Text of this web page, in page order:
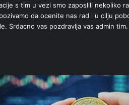
s tim u vezi smo zaposlili nekoliko
da ocenite nas rad i u cilju
Srdacno vas pozdravlja vas admin tim.